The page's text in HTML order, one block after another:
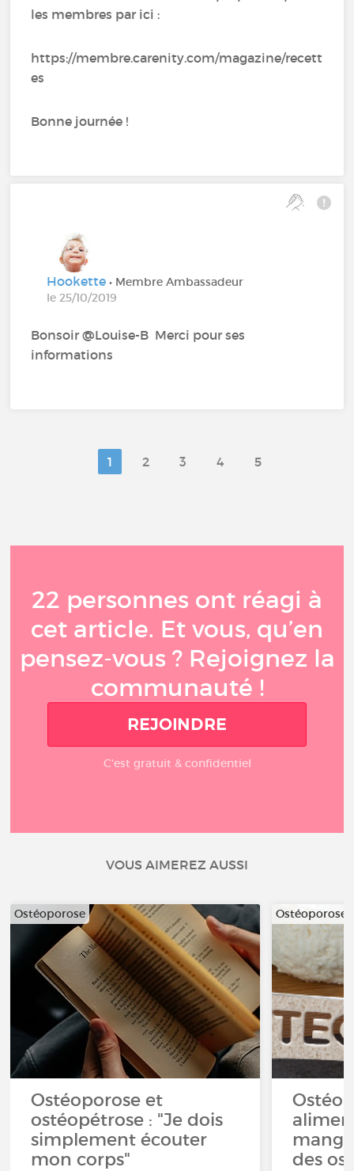
les membres par ici :
https://membre.carenity.com/magazine/recett
es
Bonne journée !
Hookette• Membre Ambassadeur
le 25/10/2019
Bonsoir @Louise-B‍ Merci pour ses
informations
1 2 3 4 5
22 personnes ont réagi à
cet article. Et vous, qu’en
pensez-vous ? Rejoignez la
communauté !
REJOINDRE
C'est gratuit & confidentiel
VOUS AIMEREZ AUSSI
Ostéoporose
Ostéoporose et
ostéopétrose : "Je dois
simplement écouter
mon corps"
Ostéoporose
des os